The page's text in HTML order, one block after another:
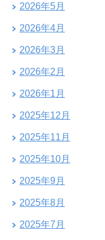
2026年5月
2026年4月
2026年3月
2026年2月
2026年1月
2025年12月
2025年11月
2025年10月
2025年9月
2025年8月
2025年7月